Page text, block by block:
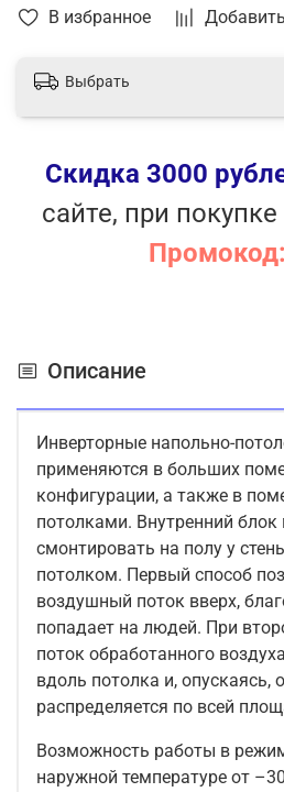
В избранное
Выбрать
Скидка 3000
сайте, при
Описание
Инверторные напольно-
применяются в больших
конфигурации, а также в
потолками. Внутренний
смонтировать на полу у
потолком. Первый способ
воздушный поток вверх,
попадает на людей. При
поток обработанного
вдоль потолка и, опускаясь,
распределяется по всей
Возможность работы в
наружной температуре от